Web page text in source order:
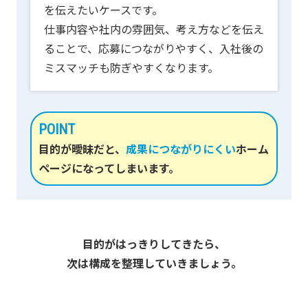
を伝えたいケースです。
仕事内容や社内の雰囲気、考え方などを伝え
ることで、応募につながりやすく、入社後の
ミスマッチも防ぎやすくなります。
POINT
目的が曖昧だと、 成果につながりにくいホーム
ページになってしまいます。
目的がはっきりしてきたら、
次は構成を整理していきましょう。